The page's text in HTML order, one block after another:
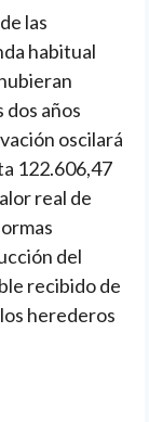
las
habitual
años
oscilará
122.606,47
real de
del
recibido de
herederos